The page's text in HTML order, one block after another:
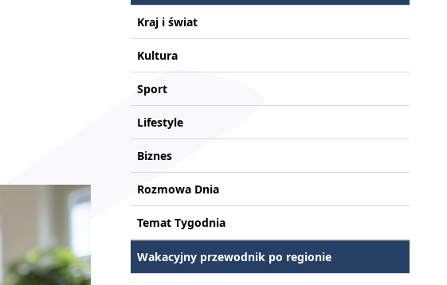
Kraj i świat
Kultura
Sport
Lifestyle
Biznes
Rozmowa Dnia
Temat Tygodnia
Wakacyjny przewodnik po regionie